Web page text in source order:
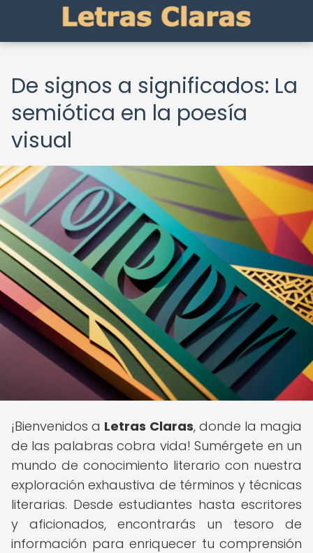
De signos a significados: La
semiótica en la poesía
visual
¡Bienvenidos a Letras Claras, donde la magia
de las palabras cobra vida! Sumérgete en un
mundo de conocimiento literario con nuestra
exploración exhaustiva de términos y técnicas
literarias. Desde estudiantes hasta escritores
y aficionados, encontrarás un tesoro de
información para enriquecer tu comprensión